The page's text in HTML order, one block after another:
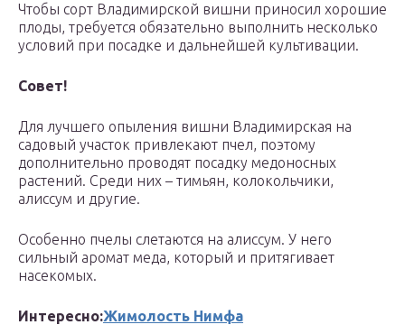
Чтобы сорт Владимирской вишни приносил хорошие
плоды, требуется обязательно выполнить несколько
условий при посадке и дальнейшей культивации.
Совет!
Для лучшего опыления вишни Владимирская на
садовый участок привлекают пчел, поэтому
дополнительно проводят посадку медоносных
растений. Среди них – тимьян, колокольчики,
алиссум и другие.
Особенно пчелы слетаются на алиссум. У него
сильный аромат меда, который и притягивает
насекомых.
Интересно:Жимолость Нимфа